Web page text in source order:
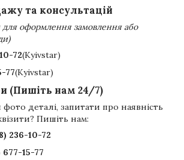
та консультацій
оформлення замовлення або
72(Kyivstar)
77(Kyivstar)
(Пишіть нам 24/7)
деталі, запитати про наявність
Пишіть нам:
236-10-72
677-15-77